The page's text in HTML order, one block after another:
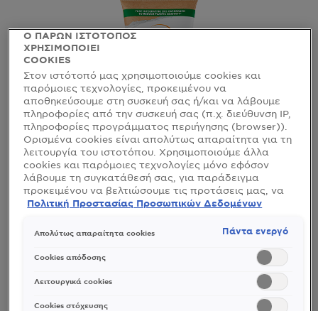
AMBRE SOLAIRE KIDS
Παιδικό Αντηλιακό Γαλάκτωμα SPF50+
No reviews δείτε όλες τις αξιολογήσεις
Ο ΠΑΡΩΝ ΙΣΤΟΤΟΠΟΣ
ΧΡΗΣΙΜΟΠΟΙΕΙ
COOKIES
Στον ιστότοπό μας χρησιμοποιούμε cookies και
παρόμοιες τεχνολογίες, προκειμένου να
αποθηκεύσουμε στη συσκευή σας ή/και να λάβουμε
πληροφορίες από την συσκευή σας (π.χ. διεύθυνση IP,
πληροφορίες προγράμματος περιήγησης (browser)).
Ορισμένα cookies είναι απολύτως απαραίτητα για τη
λειτουργία του ιστοτόπου. Χρησιμοποιούμε άλλα
cookies και παρόμοιες τεχνολογίες μόνο εφόσον
λάβουμε τη συγκατάθεσή σας, για παράδειγμα
προκειμένου να βελτιώσουμε τις προτάσεις μας, να
αναλύσουμε τη χρήση, να προσαρμόσουμε το
αναγνωρίσουμε τον browser/ τη συσκευή σας για τη
δημιουργία προφίλ με τα ενδιαφέροντά σας και να
σας δείχνουμε σχετικό διαφημιστικό περιεχόμενο σε
αποδεχθείτε cookies τα οποία δεν είναι απαραίτητα
(«Αποδοχή όλων»), να τα απορρίψετε («Απόρριψη
όλων») ή να ρυθμίσετε και να αποθηκεύσετε τις
Πολιτική Προστασίας Προσωπικών Δεδομένων
Απολύτως απαραίτητα cookies Πάντα ενεργό
Cookies απόδοσης
Λειτουργικά cookies
Cookies στόχευσης